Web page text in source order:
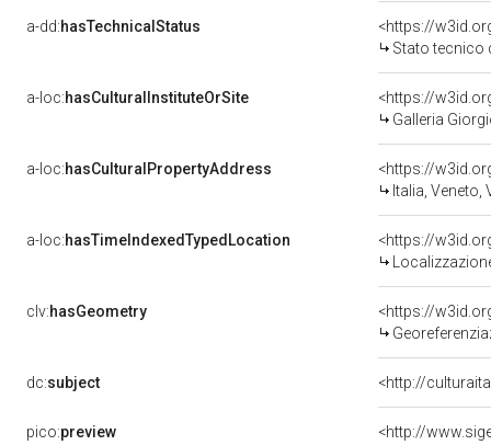
a-dd:hasTechnicalStatus
<https://
Stato tecnico
a-loc:hasCulturalInstituteOrSite
<https://
Galleria
a-loc:hasCulturalPropertyAddress
<https://
Italia, Veneto,
a-loc:hasTimeIndexedTypedLocation
<https://
clv:hasGeometry
<https://
dc:subject <http://
pico:preview